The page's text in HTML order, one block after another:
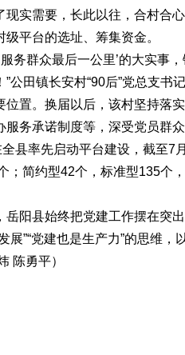
现实需要，长此以往，合村合
平台的选址、筹集资金。
务群众最后一公里’的大实事
公田镇长安村“90后”党总支
位置。换届以后，该村坚持落
服务承诺制度等，深受党员群
县率先启动平台建设，截至7
；简约型42个，标准型135个
岳阳县始终把党建工作摆在突
展”“党建也是生产力”的思维
陈勇平）